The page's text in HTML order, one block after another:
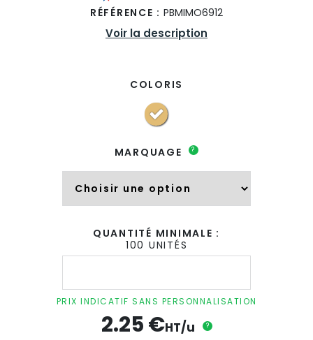
RÉFÉRENCE : PBMIMO6912
Voir la description
COLORIS
MARQUAGE ?
QUANTITÉ MINIMALE :
100 UNITÉS
quantité
notes
adhésif
personnalisable
PRIX INDICATIF SANS PERSONNALISATION
2.25€HT/u ?